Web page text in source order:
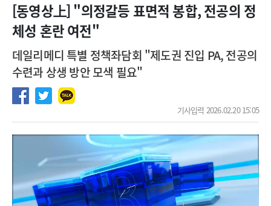
[서울아산병원] 2026년 하반기 인턴 모집
[영남대학교의료원] 마취통증의학과 임기제 임상의사 채용
[동영상上] "의정갈등 표면적 봉합, 전공의 정
체성 혼란 여전"
데일리메디 특별 정책좌담회 "제도권 진입 PA, 전공의
수련과 상생 방안 모색 필요"
기사입력 2026.02.20 15:05